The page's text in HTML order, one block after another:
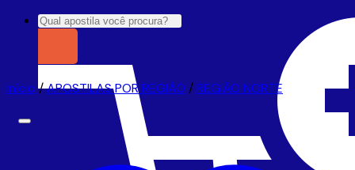
Pesquisar
Início /APOSTILAS POR REGIÃO /REGIÃO NORTE